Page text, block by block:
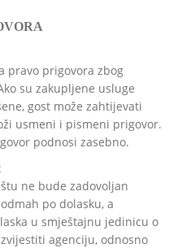
pravo prigovora zbog
su zakupljene usluge
gost može zahtijevati
usmeni i pismeni prigovor.
podnosi zasebno.
ne bude zadovoljan
po dolasku, a
u smještajnu jedinicu o
agenciju, odnosno